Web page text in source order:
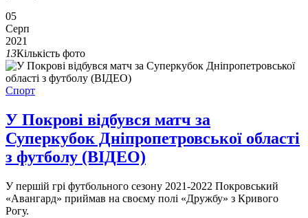
05
Серп
2021
13Кількість фото
Спорт
У Покрові відбувся матч за
Суперкубок Дніпропетровської області
з футболу (ВІДЕО)
У першій грі футбольного сезону 2021-2022 Покровський
«Авангард» приймав на своєму полі «Дружбу» з Кривого
Рогу.